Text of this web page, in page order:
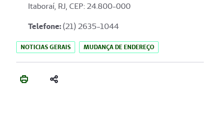
Itaboraí, RJ, CEP: 24.800-000
Telefone:(21) 2635-1044
NOTICIAS GERAIS MUDANÇA DE ENDEREÇO